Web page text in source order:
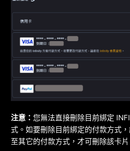
注意：您無法直接刪除目前綁定
式。如要刪除目前綁定的付款方式
至其它的付款方式，才可刪除該卡片